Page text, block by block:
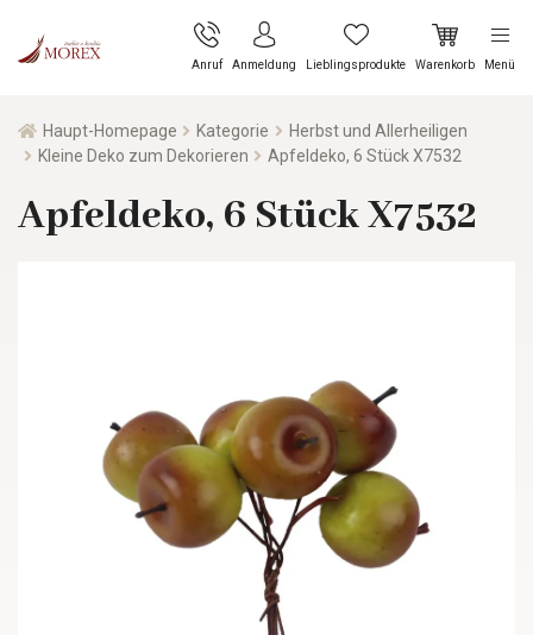
Anruf Anmeldung Lieblingsprodukte Warenkorb Menü
Haupt-Homepage Kategorie
Herbst und Allerheiligen
Kleine Deko zum Dekorieren
Apfeldeko, 6 Stück X7532
Apfeldeko, 6 Stück X7532